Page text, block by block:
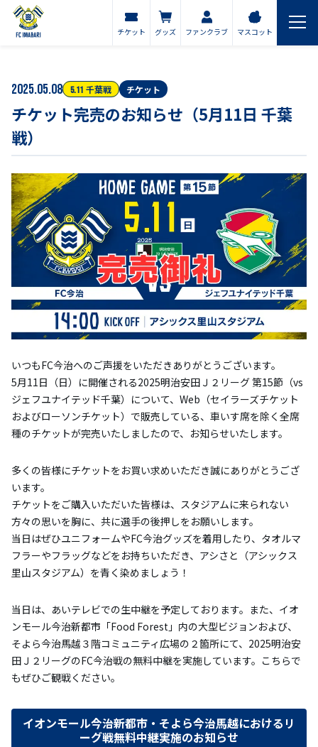
チケット グッズ ファンクラブ マスコット
2025.05.08 5.11 千葉戦 チケット
チケット完売のお知らせ（5月11日 千葉
戦）
いつもFC今治へのご声援をいただきありがとうございます。
5月11日（日）に開催される2025明治安田Ｊ２リーグ 第15節（vs
ジェフユナイテッド千葉）について、Web（セイラーズチケット
およびローソンチケット）で販売している、車いす席を除く全席
種のチケットが完売いたしましたので、お知らせいたします。
多くの皆様にチケットをお買い求めいただき誠にありがとうござ
います。
チケットをご購入いただいた皆様は、スタジアムに来られない
方々の思いを胸に、共に選手の後押しをお願いします。
当日はぜひユニフォームやFC今治グッズを着用したり、タオルマ
フラーやフラッグなどをお持ちいただき、アシさと（アシックス
里山スタジアム）を青く染めましょう！
当日は、あいテレビでの生中継を予定しております。また、イオ
ンモール今治新都市「Food Forest」内の大型ビジョンおよび、
そよら今治馬越３階コミュニティ広場の２箇所にて、2025明治安
田Ｊ２リーグのFC今治戦の無料中継を実施しています。こちらで
もぜひご観戦ください。
イオンモール今治新都市・そよら今治馬越におけるリ
ーグ戦無料中継実施のお知らせ